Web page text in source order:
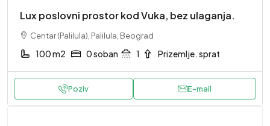
Lux poslovni prostor kod Vuka, bez ulaganja.
Centar (Palilula), Palilula, Beograd
100 m2 0 soban 1 Prizemlje. sprat
Poziv E-mail